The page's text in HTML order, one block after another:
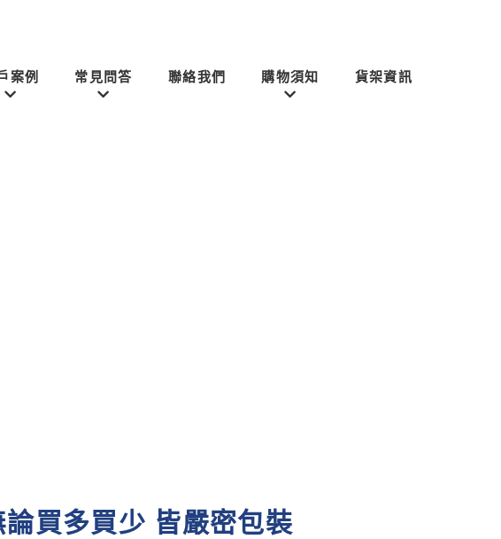
案例 常見問答 聯絡我們 購物須知 貨架資訊
買多買少 皆嚴密包裝